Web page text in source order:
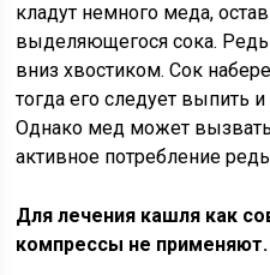
кладут немного меда,
выделяющегося сока.
вниз хвостиком. Сок
тогда его следует выпить
Однако мед может
активное потребление
Для лечения кашля как
компрессы не применяют.